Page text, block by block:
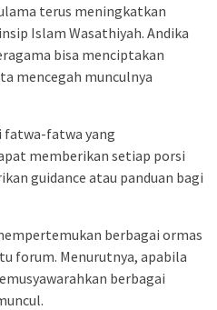
terus meningkatkan
Islam Wasathiyah. Andika
bisa menciptakan
mencegah munculnya
fatwa-fatwa yang
memberikan setiap porsi
guidance atau panduan bagi
berbagai ormas
forum. Menurutnya, apabila
berbagai